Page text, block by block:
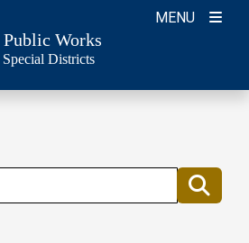
MENU
Public Works
Special Districts